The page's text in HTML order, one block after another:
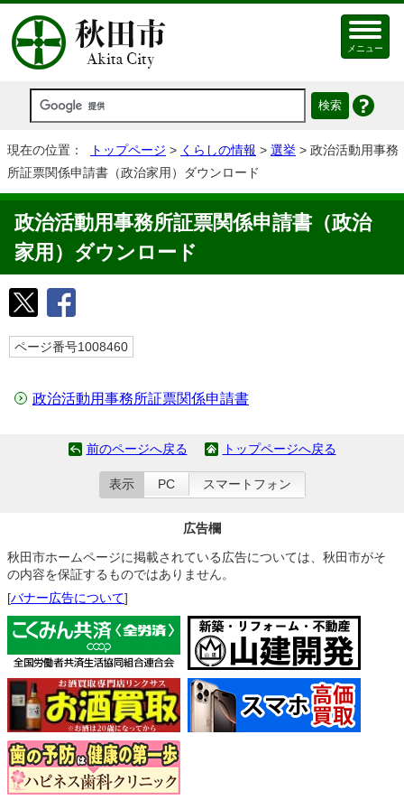
メニュー
現在の位置： トップページ > くらしの情報 > 選挙 > 政治活動用事務
所証票関係申請書（政治家用）ダウンロード
政治活動用事務所証票関係申請書（政治
家用）ダウンロード
ページ番号1008460
政治活動用事務所証票関係申請書
前のページへ戻る トップページへ戻る
表示 PC スマートフォン
広告欄
秋田市ホームページに掲載されている広告については、秋田市がそ
の内容を保証するものではありません。
[バナー広告について]